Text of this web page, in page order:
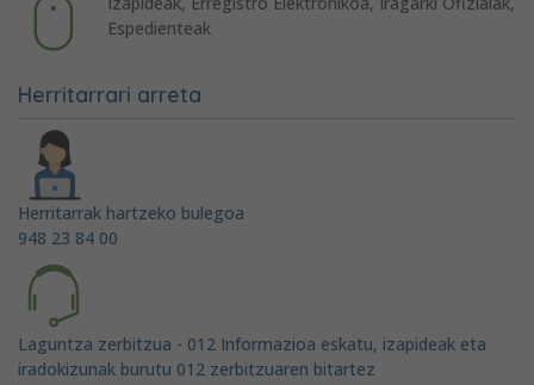
Espedienteak
Herritarrari arreta
Herritarrak hartzeko bulegoa
948 23 84 00
Laguntza zerbitzua - 012 Informazioa eskatu, izapideak eta
iradokizunak burutu 012 zerbitzuaren bitartez